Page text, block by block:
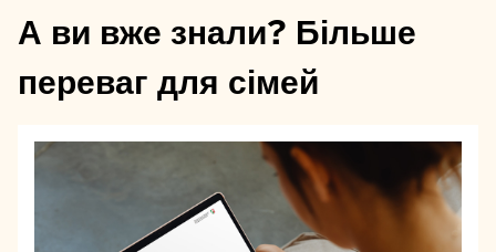
А ви вже знали? Більше
переваг для сімей